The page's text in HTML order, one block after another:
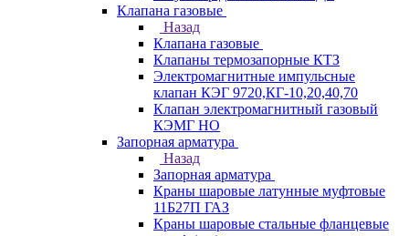
Клапана газовые
Назад
Клапана газовые
Клапаны термозапорные КТЗ
Электромагнитные импульсные
клапан КЭГ 9720,КГ-10,20,40,70
Клапан электромагнитный газовый
КЭМГ НО
Запорная арматура
Назад
Запорная арматура
Краны шаровые латунные муфтовые
11Б27П ГАЗ
Краны шаровые стальные фланцевые